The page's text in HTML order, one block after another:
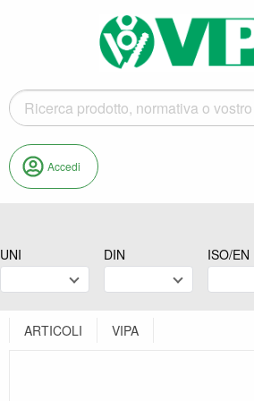
Accedi
UNI DIN ISO/EN
ARTICOLI VIPA